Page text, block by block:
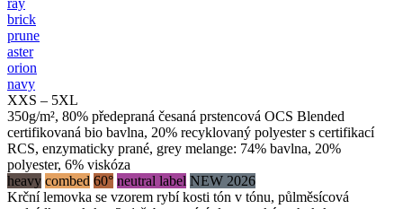
ray
brick
prune
aster
orion
navy
XXS – 5XL
350g/m², 80% předepraná česaná prstencová OCS Blended
certifikovaná bio bavlna, 20% recyklovaný polyester s certifikací
RCS, enzymaticky prané, grey melange: 74% bavlna, 20%
polyester, 6% viskóza
heavy combed 60° neutral label NEW 2026
Krční lemovka se vzorem rybí kosti tón v tónu, půlměsícová